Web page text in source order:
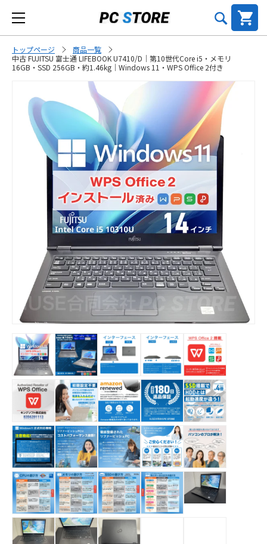
トップページ
商品一覧
中古 FUJITSU 富士通 LIFEBOOK U7410/D｜第10世代Core i5・メモリ
16GB・SSD 256GB・約1.46kg｜Windows 11・WPS Office 2付き